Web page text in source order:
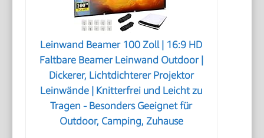
Leinwand Beamer 100 Zoll | 16:9 HD
Faltbare Beamer Leinwand Outdoor |
Dickerer, Lichtdichterer Projektor
Leinwände | Knitterfrei und Leicht zu
Tragen - Besonders Geeignet für
Outdoor, Camping, Zuhause